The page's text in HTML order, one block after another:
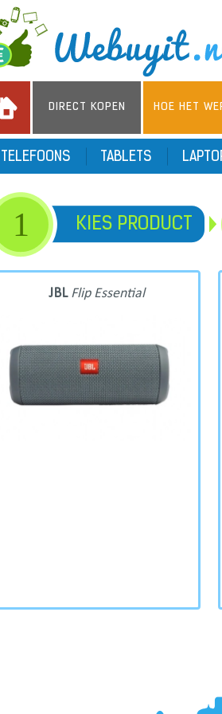
DIRECT KOPEN HOE HET
TELEFOONS TABLETS
1 KIES PRODUCT
JBL Flip Essential